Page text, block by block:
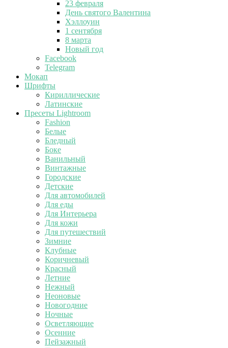
23 февраля
День святого Валентина
Хэллоуин
1 сентября
8 марта
Новый год
Facebook
Telegram
Мокап
Шрифты
Кириллические
Латинские
Пресеты Lightroom
Fashion
Белые
Бледный
Боке
Ванильный
Винтажные
Городские
Детские
Для автомобилей
Для еды
Для Интерьера
Для кожи
Для путешествий
Зимние
Клубные
Коричневый
Красный
Летние
Нежный
Неоновые
Новогодние
Ночные
Осветляющие
Осенние
Пейзажный